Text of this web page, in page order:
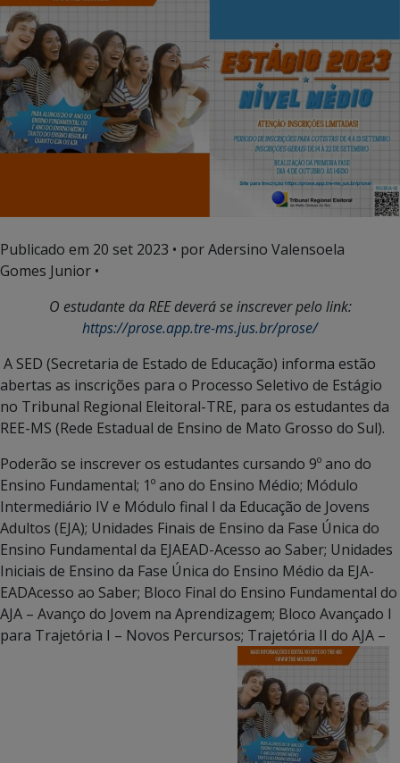
Publicado em 20 set 2023 • por Adersino Valensoela
Gomes Junior •
O estudante da REE deverá se inscrever pelo link:
https://prose.app.tre-ms.jus.br/prose/
A SED (Secretaria de Estado de Educação) informa estão
abertas as inscrições para o Processo Seletivo de Estágio
no Tribunal Regional Eleitoral-TRE, para os estudantes da
REE-MS (Rede Estadual de Ensino de Mato Grosso do Sul).
Poderão se inscrever os estudantes cursando 9º ano do
Ensino Fundamental; 1º ano do Ensino Médio; Módulo
Intermediário IV e Módulo final I da Educação de Jovens
Adultos (EJA); Unidades Finais de Ensino da Fase Única do
Ensino Fundamental da EJAEAD-Acesso ao Saber; Unidades
Iniciais de Ensino da Fase Única do Ensino Médio da EJA-
EADAcesso ao Saber; Bloco Final do Ensino Fundamental do
AJA – Avanço do Jovem na Aprendizagem; Bloco Avançado I
para Trajetória I – Novos Percursos; Trajetória II do AJA –